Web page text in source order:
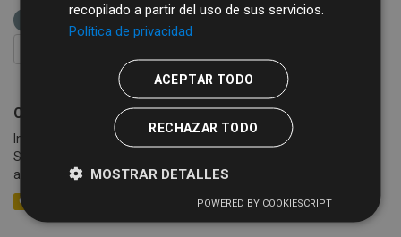
Cotizaciones semanales de la Lonja de Salamanca
Información sobre las cotizaciones semanales de la Lonja de
Salamanca (celebradas cada lunes) desde el año 2005 hasta la
actualidad. Se detalla información sobre la mesa,...
CSV
recopilado a partir del uso de sus servicios.
Política de privacidad
ACEPTAR TODO
RECHAZAR TODO
MOSTRAR DETALLES
POWERED BY COOKIESCRIPT